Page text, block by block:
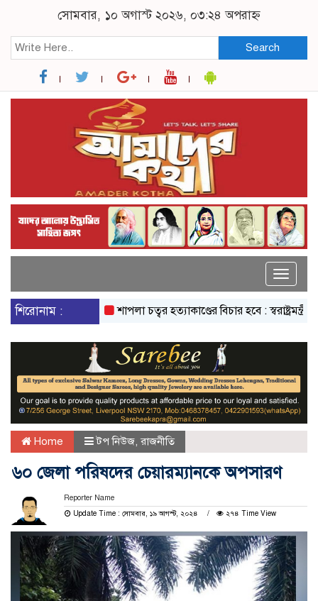
সোমবার, ১০ অগাস্ট ২০২৬, ০৩:২৪ অপরাহ্ন
Search
Toggle
শিরোনাম :
শাপলা চত্বর হত্যাকাণ্ডের বিচার হবে : স্বরাষ্ট্রমন্ত্রী
Home টপ নিউজ, রাজনীতি
৬০ জেলা পরিষদের চেয়ারম্যানকে অপসারণ
Reporter Name
Update Time : সোমবার, ১৯ আগস্ট, ২০২৪
২৭৪ Time View